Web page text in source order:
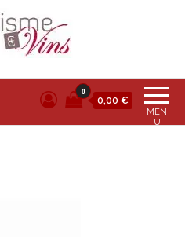
MEN
U
0
0,00 €